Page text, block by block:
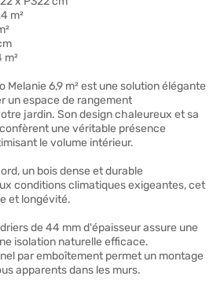
m²
m²
Melanie 6,9 m² est une solution élégante
un espace de rangement
jardin. Son design chaleureux et sa
une véritable présence
le volume intérieur.
un bois dense et durable
conditions climatiques exigeantes, cet
et longévité.
de 44 mm d'épaisseur assure une
isolation naturelle efficace.
par emboîtement permet un montage
apparents dans les murs.